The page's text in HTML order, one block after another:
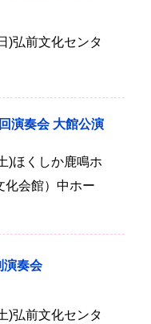
)弘前文化センタ
演奏会 大館公演
)ほくしか鹿鳴ホ
化会館）中ホー
演奏会
)弘前文化センタ